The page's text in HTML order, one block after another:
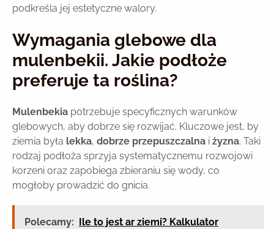
podkreśla jej estetyczne walory.
Wymagania glebowe dla
mulenbekii. Jakie podłoże
preferuje ta roślina?
Mulenbekia potrzebuje specyficznych warunków
glebowych, aby dobrze się rozwijać. Kluczowe jest, by
ziemia była lekka, dobrze przepuszczalna i żyzna. Taki
rodzaj podłoża sprzyja systematycznemu rozwojowi
korzeni oraz zapobiega zbieraniu się wody, co
mogłoby prowadzić do gnicia.
Polecamy:
Ile to jest ar ziemi? Kalkulator